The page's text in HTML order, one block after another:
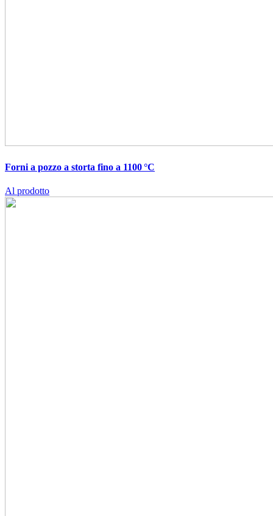
Forni a pozzo a storta fino a 1100 °C
Al prodotto